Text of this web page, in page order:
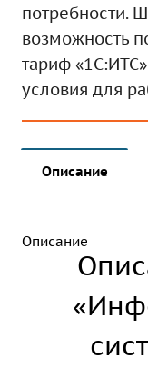
потребности.
возможность
тариф
условия для
Описание
Описание